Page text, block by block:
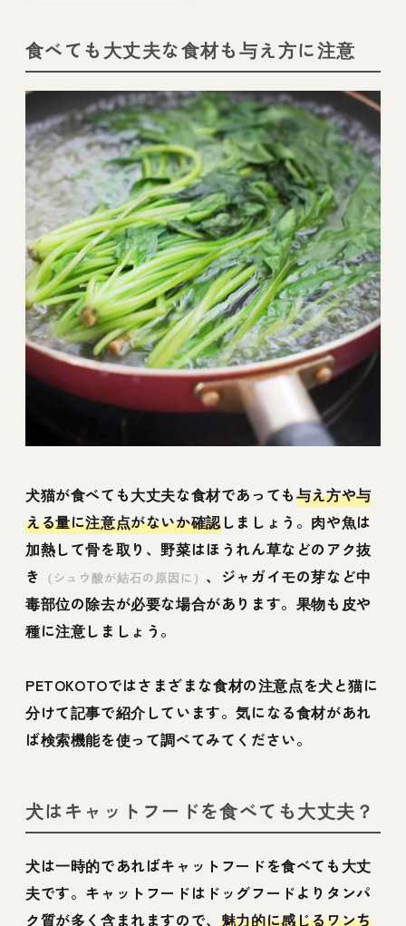
食べても大丈夫な食材も与え方に注意
犬猫が食べても大丈夫な食材であっても与え方や与
える量に注意点がないか確認しましょう。肉や魚は
加熱して骨を取り、野菜はほうれん草などのアク抜
き （シュウ酸が結石の原因に） 、ジャガイモの芽など中
毒部位の除去が必要な場合があります。果物も皮や
種に注意しましょう。
PETOKOTOではさまざまな食材の注意点を犬と猫に
分けて記事で紹介しています。気になる食材があれ
ば検索機能を使って調べてみてください。
犬はキャットフードを食べても大丈夫？
犬は一時的であればキャットフードを食べても大丈
夫です。キャットフードはドッグフードよりタンパ
ク質が多く含まれますので、 魅力的に感じるワンち